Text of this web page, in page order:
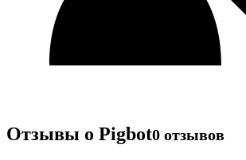
Отзывы о Pigbot0 отзывов